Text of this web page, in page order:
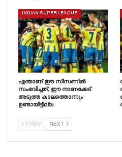
INDIAN SUPER LEAGUE
എന്താണ് ഈ സീസണിൽ
സംഭവിച്ചത്, ഈ നാണക്കേട്
അടുത്ത കാലത്തൊന്നും
ഉണ്ടായിട്ടില്ല
PREV NEXT